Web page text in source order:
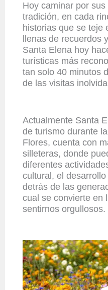
Hoy caminar por
tradición, en cada
historias que se teje
llenas de recuerdos
Santa Elena hoy
turísticas más
tan solo 40 minutos
de las visitas
Actualmente Santa
de turismo durante
Flores, cuenta con
silleteras, donde
diferentes
cultural, el
detrás de las
cual se convierte en
sentirnos orgullosos.